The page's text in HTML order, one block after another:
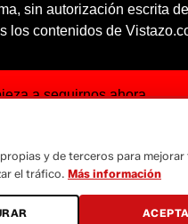
sin autorización escrita
los contenidos de
a seguirnos ahora
ética
a:
y de terceros para mejorar
el tráfico. Más información